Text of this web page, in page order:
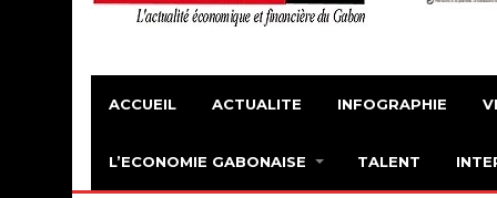
ACCUEIL ACTUALITE INFOGRAPHIE
L’ECONOMIE GABONAISE TALENT